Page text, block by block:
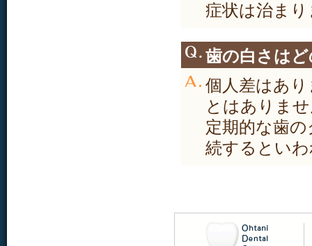
症状は治ま
歯の白さは
個人差はあ
とはありま
定期的な歯
続するとい